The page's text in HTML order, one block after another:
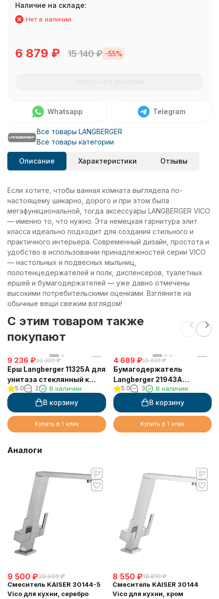
Наличие на складе:
Нет в наличии
6 879 ₽ 15 140₽ -55%
Whatsapp Telegram
Все товары LANGBERGER
Все товары категории
Описание Характеристики Отзывы
Если хотите, чтобы ванная комната выглядела по-
настоящему шикарно, дорого и при этом была
мегафункциональной, тогда аксессуары LANGBERGER VICO
— именно то, что нужно. Эта немецкая гарнитура элит
класса идеально подходит для создания стильного и
практичного интерьера. Современный дизайн, простота и
удобство в использовании принадлежностей серии VICO
— настольных и подвесных мыльниц,
полотенцедержателей и полк, диспенсеров, туалетных
ершей и бумагодержателей — уже давно отмечены
высокими потребительскими оценками. Взгляните на
обычные вещи свежим взглядом!
C этим товаром также
покупают
9 236 ₽20 320 ₽
Ерш Langberger 11325A для
унитаза стеклянный к
стене квадратный
5.0 2 В наличии
В корзину
Купить в 1 клик
4 689 ₽10 320 ₽
Бумагодержатель
Langberger 21943A
туалетной бумаги без
крышки квадратный
5.0 3 В наличии
В корзину
Купить в 1 клик
Аналоги
9 500 ₽20 900 ₽
Смеситель KAISER 30144-5
Vico для кухни, серебро
8 550 ₽18 810 ₽
Смеситель KAISER 30144
Vico для кухни, хром